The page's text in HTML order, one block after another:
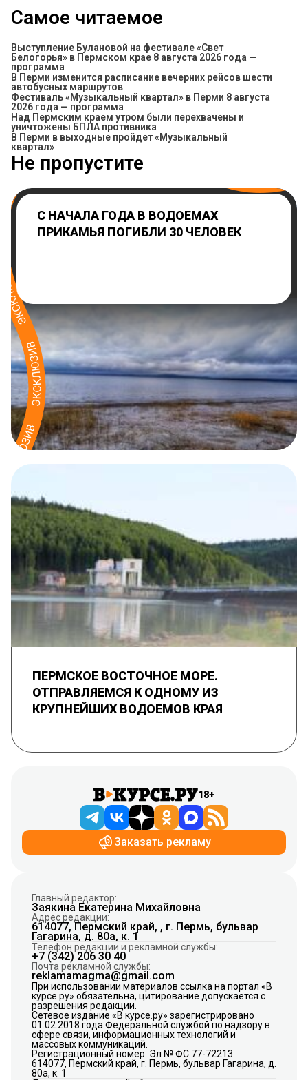
Самое читаемое
Выступление Булановой на фестивале «Свет
Белогорья» в Пермском крае 8 августа 2026 года —
программа
​В Перми изменится расписание вечерних рейсов шести
автобусных маршрутов
Фестиваль «Музыкальный квартал» в Перми 8 августа
2026 года — программа
Над Пермским краем утром были перехвачены и
уничтожены БПЛА противника
В Перми в выходные пройдет «Музыкальный
квартал»
Не пропустите
С НАЧАЛА ГОДА В ВОДОЕМАХ
ПРИКАМЬЯ ПОГИБЛИ 30 ЧЕЛОВЕК
ПЕРМСКОЕ ВОСТОЧНОЕ МОРЕ.
ОТПРАВЛЯЕМСЯ К ОДНОМУ ИЗ
КРУПНЕЙШИХ ВОДОЕМОВ КРАЯ
18+
Заказать рекламу
Главный редактор:
Заякина Екатерина Михайловна
Адрес редакции:
614077, Пермский край, , г. Пермь, бульвар
Гагарина, д. 80а, к. 1
Телефон редакции и рекламной службы:
+7 (342) 206 30 40
Почта рекламной службы:
reklamamagma@gmail.com
При использовании материалов ссылка на портал «В
курсе.ру» обязательна, цитирование допускается с
разрешения редакции.
Сетевое издание «В курсе.ру» зарегистрировано
01.02.2018 года Федеральной службой по надзору в
сфере связи, информационных технологий и
массовых коммуникаций.
Регистрационный номер: Эл № ФС 77-72213
614077, Пермский край, г. Пермь, бульвар Гагарина, д.
80а, к. 1